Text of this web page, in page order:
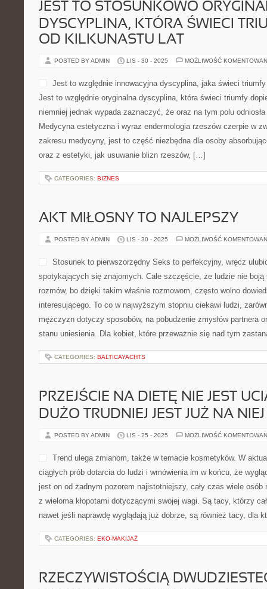
JEST TO STOSUNKOWO
DYSCYPLINA, KTÓRA ŚWIECI
OD KILKUNASTU LAT
POSTED BY ADMIN LIS - 30 - 2025 MOŻLIWOŚĆ
Jest to względnie innowacyjna dyscyplina, jaka świeci
Jest to względnie oryginalna dyscyplina, która świeci triumfy
niemniej jednak wypada zaznaczyć, że oraz na tym polu
Medycyna estetyczna i wyraz endermologia rzeszów czerpie w
zakresu medycyny, jest to część niezbędna dla osoby
oraz z estetyki, jak usuwanie blizn rzeszów, […]
CATEGORIES: BIZNES
AKT MIŁOSNY TO NAJLEPSZY
POSTED BY ADMIN LIS - 30 - 2025 MOŻLIWOŚĆ
Stosunek to pierwszorzędny Seks to perfekcyjny, wręcz
spotykających się znajomych. Całe szczęście, że ludzie nie
rozmów, bo dzięki takim właśnie rozmowom, często wolno
interesującego. To co w najwyższym stopniu ciekawi ludzi,
mężczyzn dotyczy sposobów, na pobudzenie zmysłów partnera
stanu uniesienia. Dla kobiet, które przeważnie się nad tym
CATEGORIES: BALTICAYACHTS
PRZEJŚCIE NA DIETĘ NIE JEST
DUŻO TRUDNIEJ JEST JUŻ NA
POSTED BY ADMIN LIS - 25 - 2025 MOŻLIWOŚĆ
Trend ulega zmianom, także w temacie kosmetyków. W
ciągłych prób dotarcia do ludzi i wmówienia im w końcu, że
jest on od żadnym pozorem najistotniejszy, cały czas wiele osób
z wieloma kłopotami dotyczącymi swojej wagi. Są tacy, którzy
nawet jeśli naprawdę wyglądają już dobrze, są również tacy, dla
CATEGORIES: EKO-MAKIJAŻ
RZECZYWISTOŚCIĄ